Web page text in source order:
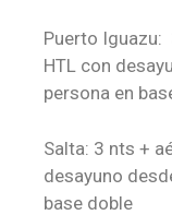
Puerto Iguazu:
HTL con
persona en
Salta: 3 nts +
desayuno
base doble